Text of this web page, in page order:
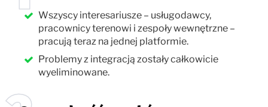
Wszyscy interesariusze – usługodawcy,
pracownicy terenowi i zespoły wewnętrzne –
pracują teraz na jednej platformie.
Problemy z integracją zostały całkowicie
wyeliminowane.